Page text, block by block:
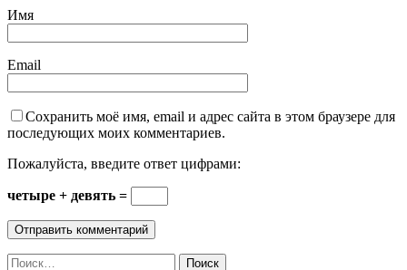
Имя
Email
Сохранить моё имя, email и адрес сайта в этом браузере для
последующих моих комментариев.
Пожалуйста, введите ответ цифрами:
четыре + девять =
Найти: